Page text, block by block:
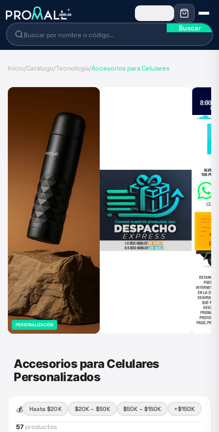
Buscar
Inicio/Catálogo/Tecnología/Accesorios para Celulares
PERSONALIZACIÓN
Accesorios para Celulares
Personalizados
💰 Hasta $20K $20K – $50K $50K – $150K +$150K
57 productos